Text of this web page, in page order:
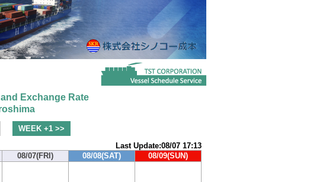
Exchange Rate
WEEK +1 >>
Last Update:08/07 17:13
08/07(FRI) 08/08(SAT)
08/09(SUN)